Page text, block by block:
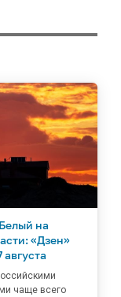
на
«Дзен»
чаще всего